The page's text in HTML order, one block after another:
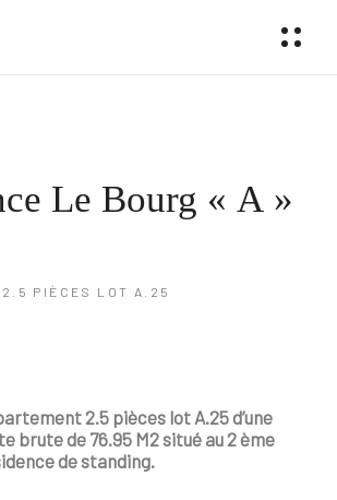
Le Bourg « A »
2.5 PIÈCES LOT A.25
2.5 pièces lot A.25 d’une
brute de 76.95 M2 situé au 2 ème
de standing.